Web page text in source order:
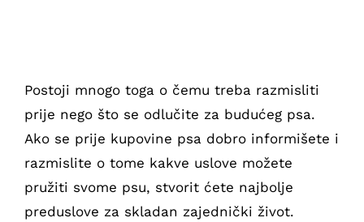
Leglo 2022
Leglo 2023
Kontakt
Postoji mnogo toga o čemu treba razmisliti
prije nego što se odlučite za budućeg psa.
Ako se prije kupovine psa dobro informišete i
razmislite o tome kakve uslove možete
pružiti svome psu, stvorit ćete najbolje
preduslove za skladan zajednički život.